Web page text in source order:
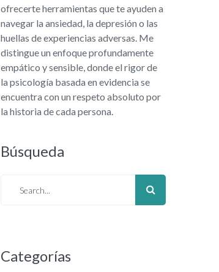
ofrecerte herramientas que te ayuden a
navegar la ansiedad, la depresión o las
huellas de experiencias adversas. Me
distingue un enfoque profundamente
empático y sensible, donde el rigor de
la psicología basada en evidencia se
encuentra con un respeto absoluto por
la historia de cada persona.
Búsqueda
Categorías